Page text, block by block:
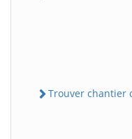
Trouver chantier